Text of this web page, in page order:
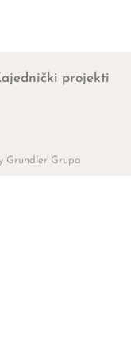
projekti
Grundler Grupa